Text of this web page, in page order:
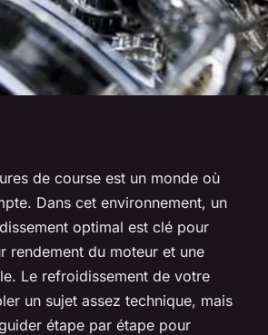
le
refroidissement
de course pour
maximales?
6 min de lecture
de course est un monde où
Dans cet environnement, un
optimal est clé pour
rendement du moteur et une
Le refroidissement de votre
un sujet assez technique, mais
étape par étape pour